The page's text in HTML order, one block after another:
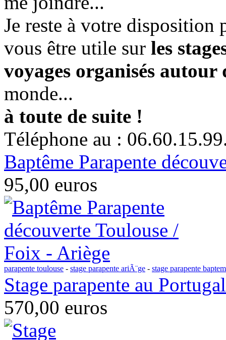
Je reste à votre disposition
vous être utile sur les
voyages organisés autour
monde...
à toute de suite !
Téléphone au :
Baptême Parapente
95,00 euros
parapente toulouse - stage parapente ariÃ¨ge - stage parapente
Stage parapente au Portugal
570,00 euros